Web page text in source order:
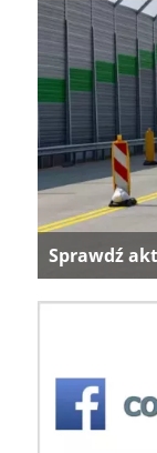
Sprawdź